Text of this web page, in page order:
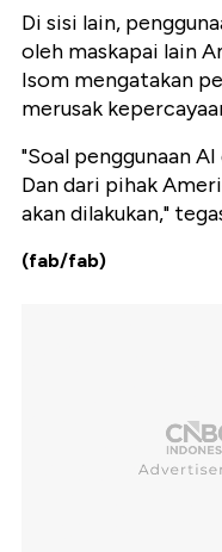
Di sisi lain,
oleh maskapai lain
Isom mengatakan
merusak
"Soal penggunaan
Dan dari pihak
akan dilakukan,"
(fab/fab)